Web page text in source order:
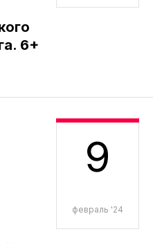
6+
9
февраль '24